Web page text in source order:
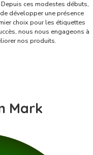
ces modestes débuts,
développer une présence
choix pour les étiquettes
nous nous engageons à
nos produits.
Mark